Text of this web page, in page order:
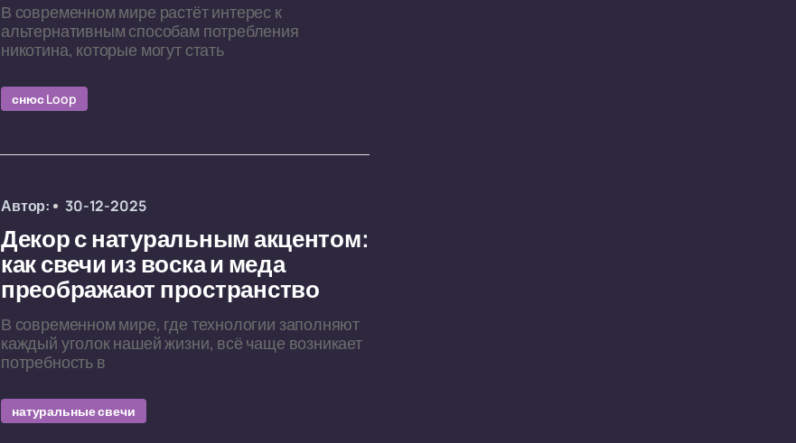
В современном мире растёт интерес к
альтернативным способам потребления
никотина, которые могут стать
снюс Loop
Автор: 30-12-2025
Декор с натуральным акцентом:
как свечи из воска и меда
преображают пространство
В современном мире, где технологии заполняют
каждый уголок нашей жизни, всё чаще возникает
потребность в
натуральные свечи